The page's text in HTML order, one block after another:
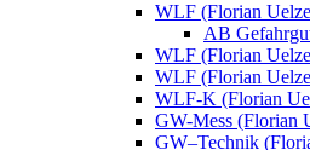
WLF (Florian
AB
WLF (Florian
WLF (Florian
WLF-K (Florian
GW-Mess (Florian
GW–Technik